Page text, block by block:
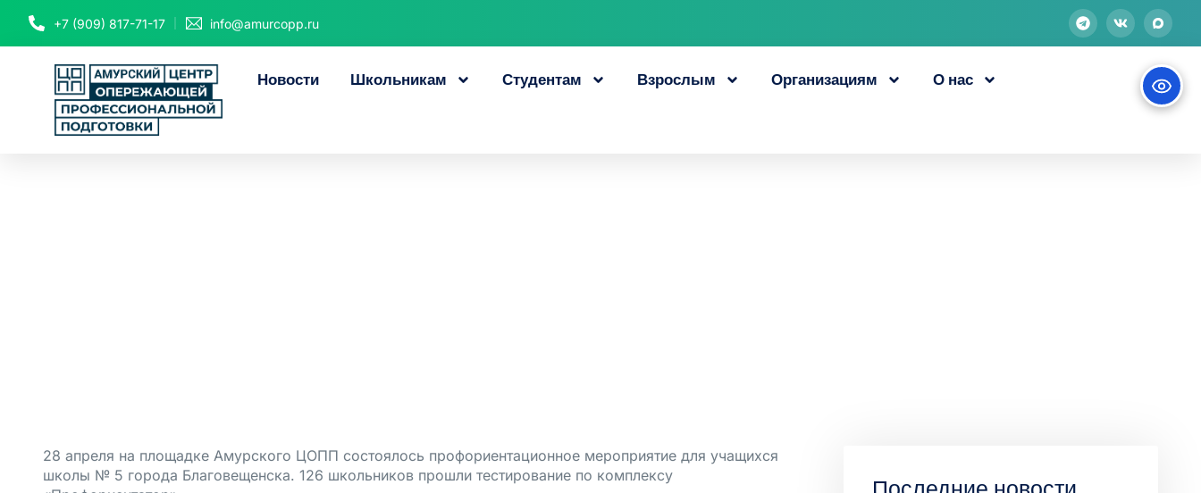
+7 (909) 817-71-17 info@amurcopp.ru
Новости Школьникам Студентам Взрослым Организациям О нас
28 апреля на площадке Амурского ЦОПП состоялось профориентационное мероприятие для учащихся
школы № 5 города Благовещенска. 126 школьников прошли тестирование по комплексу